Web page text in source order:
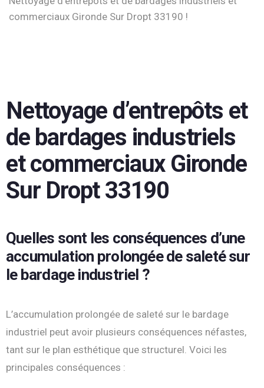
commerciaux Gironde Sur Dropt 33190 !
Nettoyage d’entrepôts et
de bardages industriels
et commerciaux Gironde
Sur Dropt 33190
Quelles sont les conséquences d’une
accumulation prolongée de saleté sur
le bardage industriel ?
L’accumulation prolongée de saleté sur le bardage
industriel peut avoir plusieurs conséquences néfastes,
tant sur le plan esthétique que structurel. Voici les
principales conséquences :